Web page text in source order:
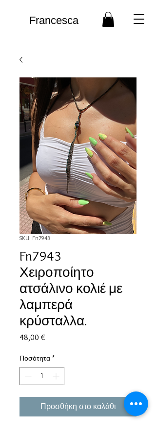
Francesca
SKU: Fn7943
Fn7943
Χειροποίητο
ατσάλινο κολιέ με
λαμπερά
κρύσταλλα.
48,00 €
Ποσότητα *
Προσθήκη στο καλάθι